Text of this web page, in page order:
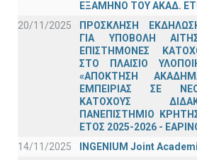
ΕΞΑΜΗΝΟ ΤΟΥ ΑΚΑΔ.
20/11/2025
ΠΡΟΣΚΛΗΣΗ
ΓΙΑ ΥΠΟΒΟΛΗ
ΕΠΙΣΤΗΜΟΝΕΣ
ΣΤΟ ΠΛΑΙΣΙΟ
«ΑΠΟΚΤΗΣΗ
ΕΜΠΕΙΡΙΑΣ ΣΕ
ΚΑΤΟΧΟΥΣ
ΠΑΝΕΠΙΣΤΗΜΙΟ
ΕΤΟΣ 2025-2026 -
14/11/2025
INGENIUM Joint